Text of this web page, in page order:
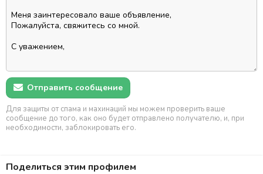
Отправить сообщение
Для защиты от спама и махинаций мы можем проверить ваше
сообщение до того, как оно будет отправлено получателю, и, при
необходимости, заблокировать его.
Поделиться этим профилем